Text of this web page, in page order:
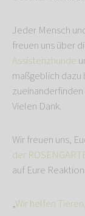
Jeder Mensch
freuen uns über
Assistenzhunde
maßgeblich dazu
Vielen Dank.
Wir freuen uns,
der
auf Eure
„Wir helfen